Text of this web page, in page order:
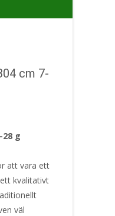
cm 7-
g
att vara ett
kvalitativt
väl